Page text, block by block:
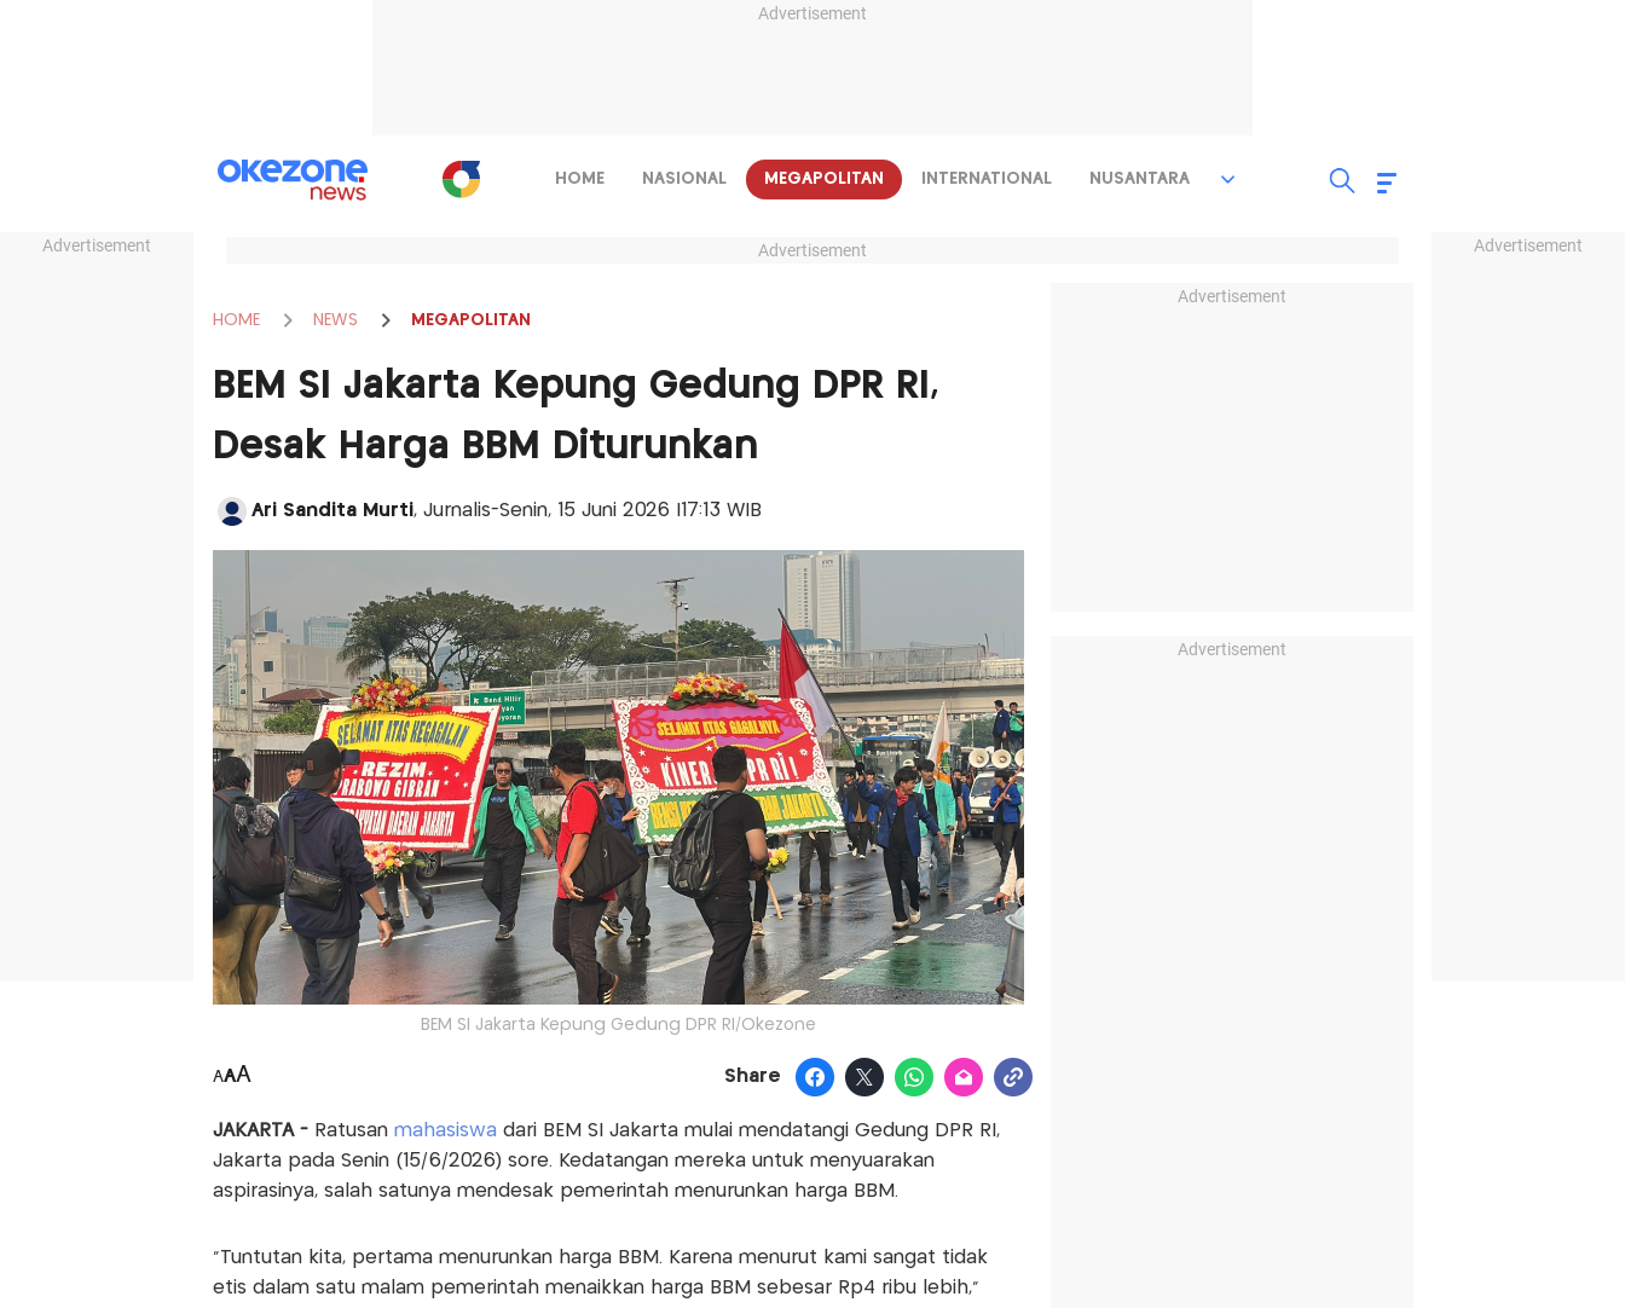
Advertisement
Advertisement Advertisement
HOME NASIONAL MEGAPOLITAN INTERNATIONAL NUSANTARA
Advertisement
HOME NEWS MEGAPOLITAN
BEM SI Jakarta Kepung Gedung DPR RI,
Desak Harga BBM Diturunkan
Ari Sandita Murti, Jurnalis-Senin, 15 Juni 2026 |17:13 WIB
BEM SI Jakarta Kepung Gedung DPR RI/Okezone
AAA Share
JAKARTA -Ratusan mahasiswa dari BEM SI Jakarta mulai mendatangi Gedung DPR RI,
Jakarta pada Senin (15/6/2026) sore. Kedatangan mereka untuk menyuarakan
aspirasinya, salah satunya mendesak pemerintah menurunkan harga BBM.
"Tuntutan kita, pertama menurunkan harga BBM. Karena menurut kami sangat tidak
etis dalam satu malam pemerintah menaikkan harga BBM sebesar Rp4 ribu lebih,"
Advertisement
Advertisement